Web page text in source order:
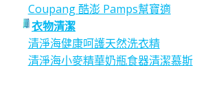
Coupang 酷澎 Pamps幫寶適
衣物清潔
清淨海健康呵護天然洗衣精
清淨海小麥精華奶瓶食器清潔慕斯